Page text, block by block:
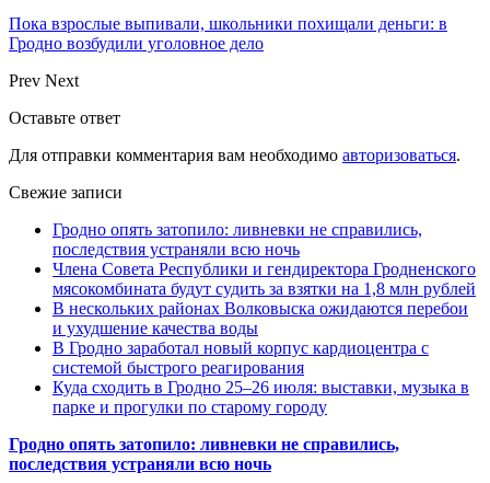
Пока взрослые выпивали, школьники похищали деньги: в
Гродно возбудили уголовное дело
Prev Next
Оставьте ответ
Для отправки комментария вам необходимо авторизоваться.
Свежие записи
Гродно опять затопило: ливневки не справились,
последствия устраняли всю ночь
Члена Совета Республики и гендиректора Гродненского
мясокомбината будут судить за взятки на 1,8 млн рублей
В нескольких районах Волковыска ожидаются перебои
и ухудшение качества воды
В Гродно заработал новый корпус кардиоцентра с
системой быстрого реагирования
Куда сходить в Гродно 25–26 июля: выставки, музыка в
парке и прогулки по старому городу
Гродно опять затопило: ливневки не справились,
последствия устраняли всю ночь